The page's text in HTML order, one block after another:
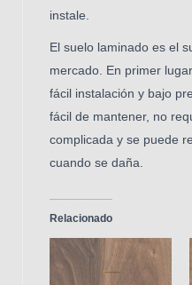
instale.
El suelo laminado es el
mercado. En primer
fácil instalación y bajo
fácil de mantener, no
complicada y se puede
cuando se daña.
Relacionado